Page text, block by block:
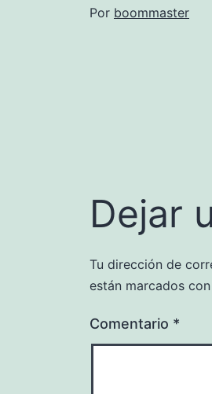
Por boommaster
Dejar
Tu dirección de
están marcados con
Comentario *